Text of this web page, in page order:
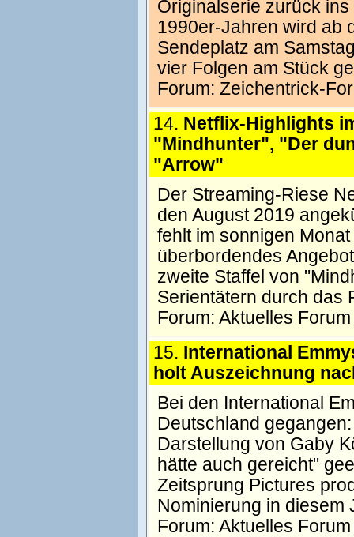
Originalserie zurück
1990er-Jahren wird ab
Sendeplatz am
vier Folgen am Stück
Forum: Zeichentrick-
14. Netflix-Highlights
"Mindhunter", "Der
"Arrow"
Der Streaming-Riese
den August 2019
fehlt im sonnigen
überbordendes
zweite Staffel von
Serientätern durch das
Forum: Aktuelles Forum
15. International
holt Auszeichnung
Bei den International
Deutschland
Darstellung von Gaby
hätte auch gereicht"
Zeitsprung Pictures
Nominierung in diesem
Forum: Aktuelles Forum